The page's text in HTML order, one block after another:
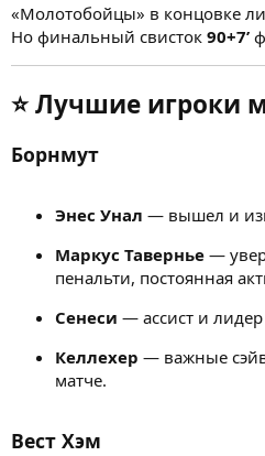
«Молотобойцы» в концовке
Но финальный свисток 90+7’
⭐Лучшие игроки
Борнмут
Энес Унал — вышел и
Маркус Тавернье —
пенальти, постоянная
Сенеси — ассист и
Келлехер — важные
матче.
Вест Хэм